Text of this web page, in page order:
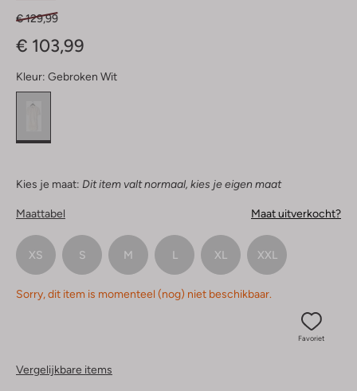
€ 129,99
€ 103,99
Kleur: Gebroken Wit
Kies je maat: Dit item valt normaal, kies je eigen maat
Maattabel Maat uitverkocht?
XS S M L XL XXL
Sorry, dit item is momenteel (nog) niet beschikbaar.
Favoriet
Vergelijkbare items